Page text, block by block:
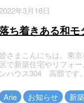
年3月16日
ち着きある和モ
皆さまこんにちは。東
区で新築住宅やリフォ
ンハウス304 高部です
Arie お知らせ 新